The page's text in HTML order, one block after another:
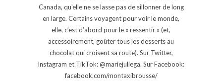
Canada, qu'elle ne se lasse pas de sillonner de long
en large. Certains voyagent pour voir le monde,
elle, c’est d’abord pour le « ressentir » (et,
accessoirement, goûter tous les desserts au
chocolat qui croisent sa route). Sur Twitter,
Instagram et TikTok: @mariejuliega. Sur Facebook:
facebook.com/montaxibrousse/